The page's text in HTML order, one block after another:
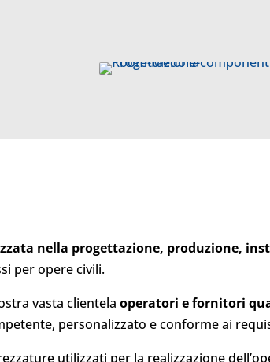
nella progettazione, produzione,
per opere civili.
vasta clientelaoperatori e fornitori
personalizzato e conforme ai
utilizzati per la realizzazione